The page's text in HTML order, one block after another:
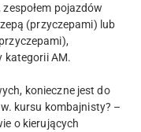
pojazdów
(przyczepami) lub
kategorii AM.
konieczne jest do
kursu kombajnisty? –
o kierujących